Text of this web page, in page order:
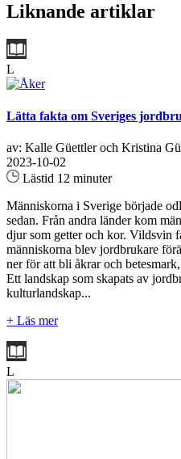
Liknande artiklar
L
Lätta fakta om Sveriges
av: Kalle Güettler och Kristina
2023-10-02
Lästid 12 minuter
Människorna i Sverige började
sedan. Från andra länder kom
djur som getter och kor. Vildsvin
människorna blev jordbrukare
ner för att bli åkrar och
Ett landskap som skapats av
kulturlandskap...
+ Läs mer
L